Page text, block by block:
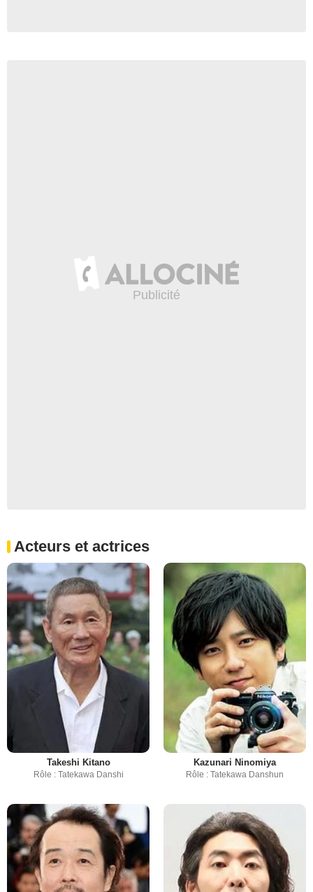
Acteurs et actrices
Takeshi Kitano
Rôle : Tatekawa Danshi
Kazunari Ninomiya
Rôle : Tatekawa Danshun